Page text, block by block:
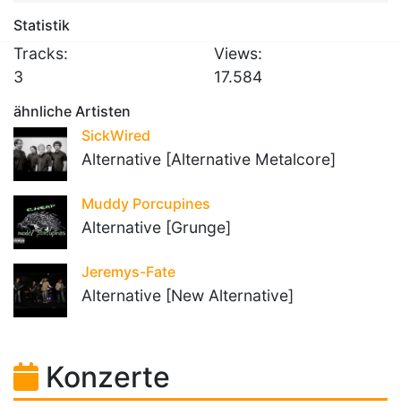
Statistik
Tracks:
3
Views:
17.584
ähnliche Artisten
SickWired
Alternative [Alternative Metalcore]
Muddy Porcupines
Alternative [Grunge]
Jeremys-Fate
Alternative [New Alternative]
Konzerte